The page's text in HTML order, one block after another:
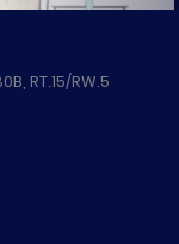
RT.15/RW.5